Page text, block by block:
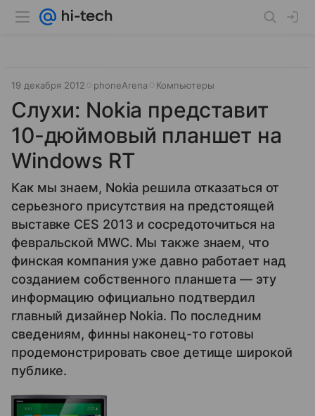
19 декабря 2012 phoneArenа Компьютеры
Слухи: Nokia представит
10-дюймовый планшет на
Windows RT
Как мы знаем, Nokia решила отказаться от
серьезного присутствия на предстоящей
выставке CES 2013 и сосредоточиться на
февральской MWC. Мы также знаем, что
финская компания уже давно работает над
созданием собственного планшета — эту
информацию официально подтвердил
главный дизайнер Nokia. По последним
сведениям, финны наконец-то готовы
продемонстрировать свое детище широкой
публике.